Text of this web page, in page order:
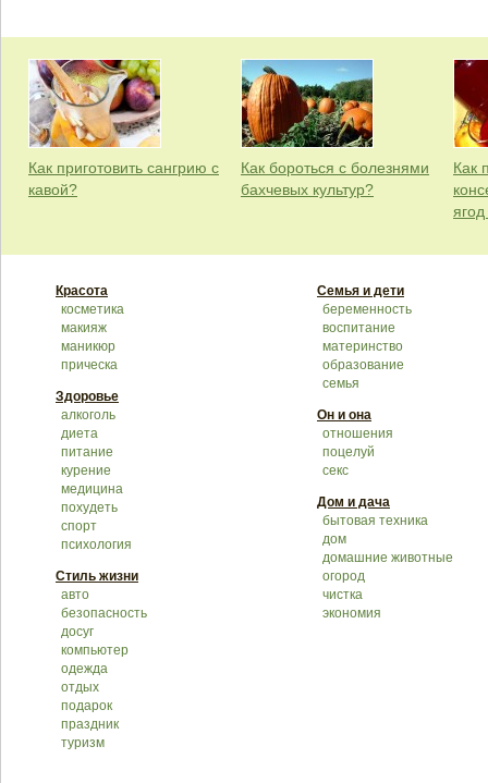
Как приготовить сангрию с
кавой?
Как бороться с болезнями
бахчевых культур?
Как
Красота
косметика
макияж
маникюр
прическа
Здоровье
алкоголь
диета
питание
курение
медицина
похудеть
спорт
психология
Стиль жизни
авто
безопасность
досуг
компьютер
одежда
отдых
подарок
праздник
туризм
Семья и дети
беременность
воспитание
материнство
образование
семья
Он и она
отношения
поцелуй
секс
Дом и дача
бытовая техника
дом
домашние животные
огород
чистка
экономия